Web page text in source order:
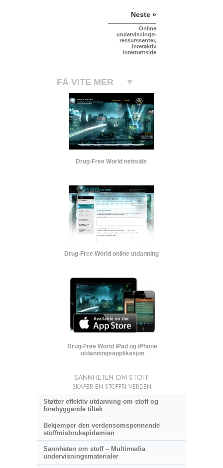
Neste »
Online
undervisnings-
ressurssenter,
Interaktiv
internettside
FÅ VITE MER
Drug-Free World nettside
Drug-Free World online utdanning
Drug-Free World iPad og iPhone
utdanningsapplikasjon
SANNHETEN OM STOFF
SKAPER EN STOFFRI VERDEN
Støtter effektiv utdanning om stoff og
forebyggende tiltak
Bekjemper den verdensomspennende
stoffmisbrukepidemien
Sannheten om stoff – Multimedia
undervisningsmaterialer